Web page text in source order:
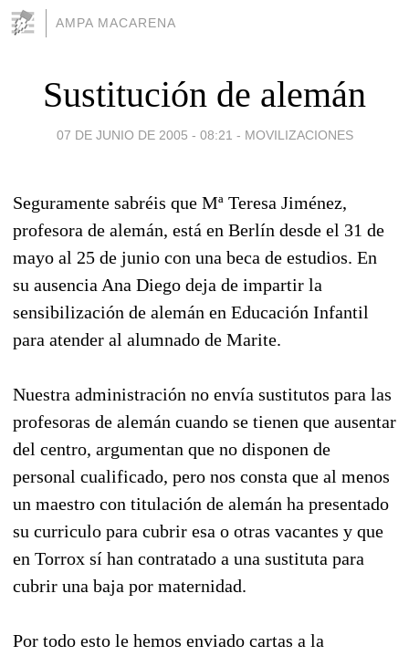
AMPA MACARENA
Sustitución de alemán
07 DE JUNIO DE 2005 - 08:21 - MOVILIZACIONES
Seguramente sabréis que Mª Teresa Jiménez,
profesora de alemán, está en Berlín desde el 31 de
mayo al 25 de junio con una beca de estudios. En
su ausencia Ana Diego deja de impartir la
sensibilización de alemán en Educación Infantil
para atender al alumnado de Marite.
Nuestra administración no envía sustitutos para las
profesoras de alemán cuando se tienen que ausentar
del centro, argumentan que no disponen de
personal cualificado, pero nos consta que al menos
un maestro con titulación de alemán ha presentado
su curriculo para cubrir esa o otras vacantes y que
en Torrox sí han contratado a una sustituta para
cubrir una baja por maternidad.
Por todo esto le hemos enviado cartas a la